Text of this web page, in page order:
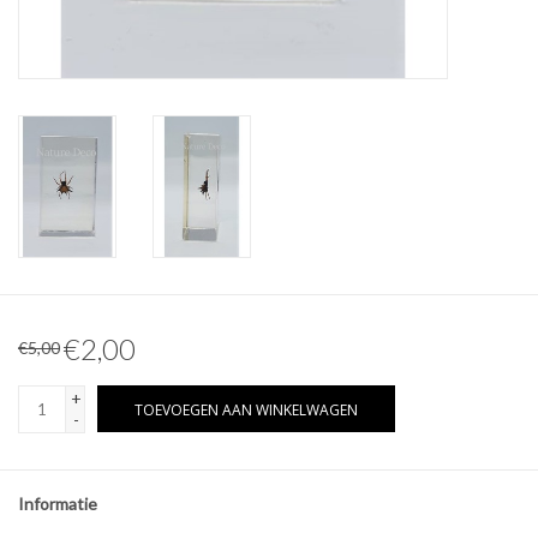
Hout decoratie
Hoorns & Geweien
Overige naturalia
Pokémon
€5,00€2,00
+
-
TOEVOEGEN AAN WINKELWAGEN
Informatie